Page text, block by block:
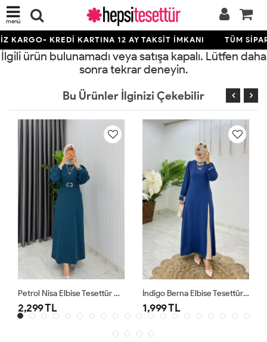
menü
KARGO- KREDİ KARTINA 12 AY TAKSİT İMKANI TÜM
İlgili ürün bulunamadı veya satışa kapalı. Lütfen daha
sonra tekrar deneyin.
Bu Ürünler İlginizi Çekebilir
Petrol Nisa Elbise Tesettür Giyim
2,299 TL
İndigo Berna Elbise Tesettür Giyim
1,999 TL